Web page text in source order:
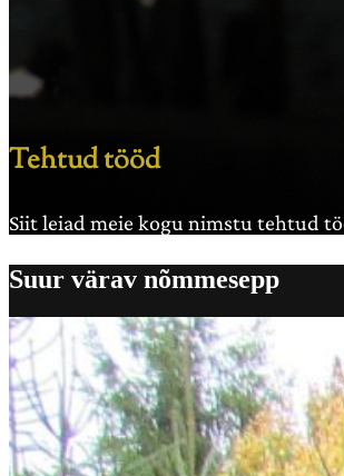
Tehtud tööd
Siit leiad meie kogu nimstu tehtud
Suur värav nõmmesepp